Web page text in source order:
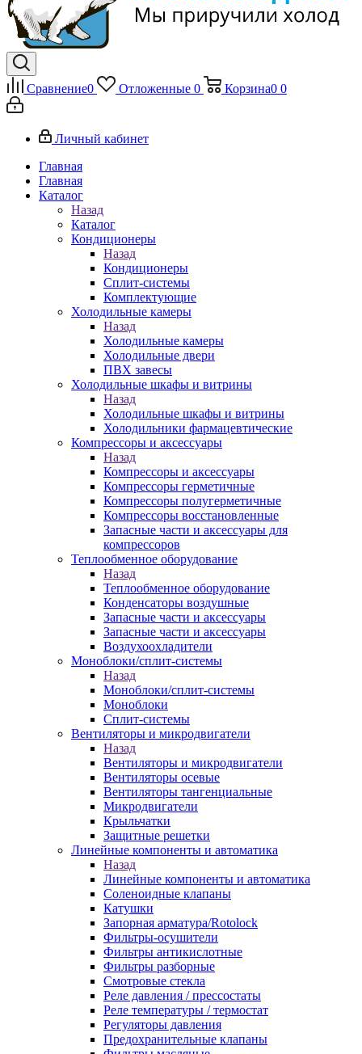
Сравнение0 Отложенные 0 Корзина0 0
Личный кабинет
Главная
Главная
Каталог
Назад
Каталог
Кондиционеры
Назад
Кондиционеры
Сплит-системы
Комплектующие
Холодильные камеры
Назад
Холодильные камеры
Холодильные двери
ПВХ завесы
Холодильные шкафы и витрины
Назад
Холодильные шкафы и витрины
Холодильники фармацевтические
Компрессоры и аксессуары
Назад
Компрессоры и аксессуары
Компрессоры герметичные
Компрессоры полугерметичные
Компрессоры восстановленные
Запасные части и аксессуары для
компрессоров
Теплообменное оборудование
Назад
Теплообменное оборудование
Конденсаторы воздушные
Запасные части и аксессуары
Запасные части и аксессуары
Воздухоохладители
Моноблоки/сплит-системы
Назад
Моноблоки/сплит-системы
Моноблоки
Сплит-системы
Вентиляторы и микродвигатели
Назад
Вентиляторы и микродвигатели
Вентиляторы осевые
Вентиляторы тангенциальные
Микродвигатели
Крыльчатки
Защитные решетки
Линейные компоненты и автоматика
Назад
Линейные компоненты и автоматика
Соленоидные клапаны
Катушки
Запорная арматура/Rotolock
Фильтры-осушители
Фильтры антикислотные
Фильтры разборные
Смотровые стекла
Реле давления / прессостаты
Реле температуры / термостат
Регуляторы давления
Предохранительные клапаны